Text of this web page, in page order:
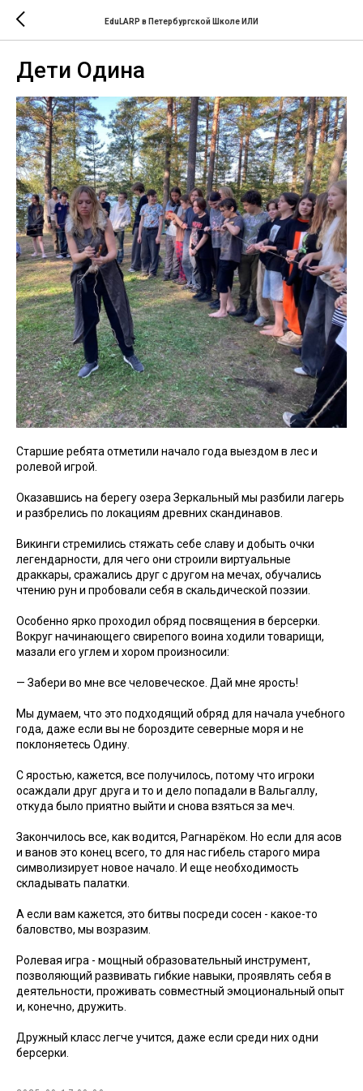
EduLARP в Петербургской Школе ИЛИ
Дети Одина
Старшие ребята отметили начало года выездом в лес и
ролевой игрой.
Оказавшись на берегу озера Зеркальный мы разбили лагерь
и разбрелись по локациям древних скандинавов.
Викинги стремились стяжать себе славу и добыть очки
легендарности, для чего они строили виртуальные
драккары, сражались друг с другом на мечах, обучались
чтению рун и пробовали себя в скальдической поэзии.
Особенно ярко проходил обряд посвящения в берсерки.
Вокруг начинающего свирепого воина ходили товарищи,
мазали его углем и хором произносили:
— Забери во мне все человеческое. Дай мне ярость!
Мы думаем, что это подходящий обряд для начала учебного
года, даже если вы не бороздите северные моря и не
поклоняетесь Одину.
С яростью, кажется, все получилось, потому что игроки
осаждали друг друга и то и дело попадали в Вальгаллу,
откуда было приятно выйти и снова взяться за меч.
Закончилось все, как водится, Рагнарёком. Но если для асов
и ванов это конец всего, то для нас гибель старого мира
символизирует новое начало. И еще необходимость
складывать палатки.
А если вам кажется, это битвы посреди сосен - какое-то
баловство, мы возразим.
Ролевая игра - мощный образовательный инструмент,
позволяющий развивать гибкие навыки, проявлять себя в
деятельности, проживать совместный эмоциональный опыт
и, конечно, дружить.
Дружный класс легче учится, даже если среди них одни
берсерки.